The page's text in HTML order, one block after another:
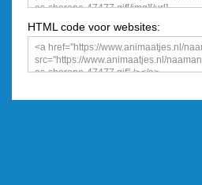
HTML code voor websites: